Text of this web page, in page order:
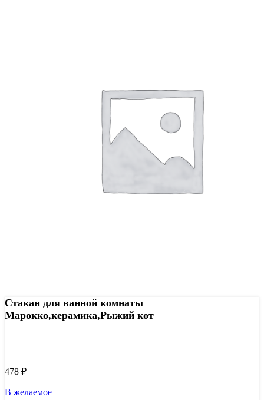
Стакан для ванной комнаты
Марокко,керамика,Рыжий кот
478 ₽
В желаемое